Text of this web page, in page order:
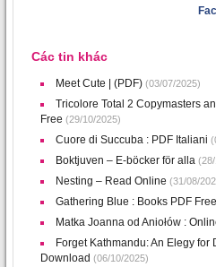
Các tin khác
Meet Cute | (PDF) (03/07/2025)
Tricolore Total 2 Copymasters
Free (29/10/2025)
Cuore di Succuba : PDF Italiani
Boktjuven – E-böcker för alla
Nesting – Read Online (31/08/
Gathering Blue : Books PDF Free
Matka Joanna od Aniołów :
Forget Kathmandu: An Elegy for
Download (06/10/2025)